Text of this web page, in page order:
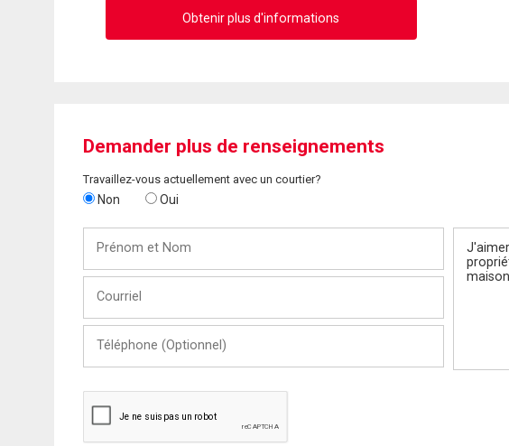
Obtenir plus d'informations
Demander plus de renseignements
Travaillez-vous actuellement avec un courtier?
Non Oui
Nom
(Optionnel)